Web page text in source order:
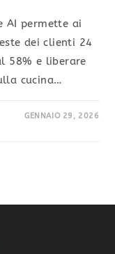
AI permette ai
dei clienti 24
58% e liberare
cucina…
GENNAIO 29, 2026